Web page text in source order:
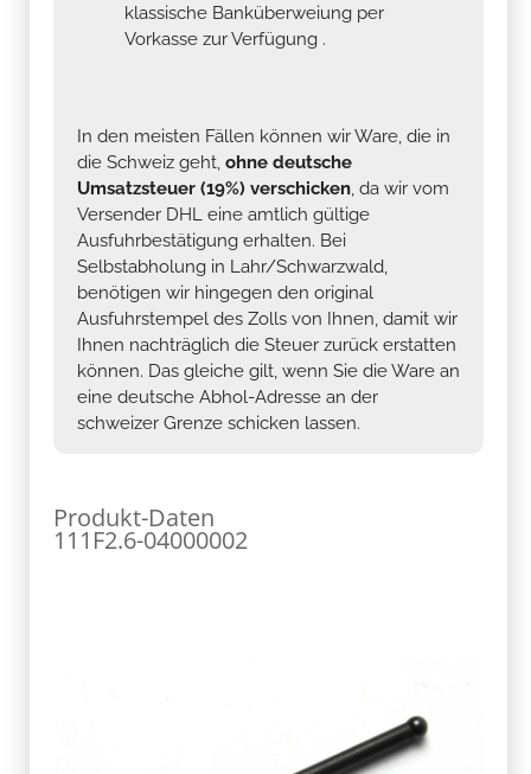
klassische Banküberweiung per
Vorkasse zur Verfügung .
In den meisten Fällen können wir Ware, die in
die Schweiz geht, ohne deutsche
Umsatzsteuer (19%) verschicken, da wir vom
Versender DHL eine amtlich gültige
Ausfuhrbestätigung erhalten. Bei
Selbstabholung in Lahr/Schwarzwald,
benötigen wir hingegen den original
Ausfuhrstempel des Zolls von Ihnen, damit wir
Ihnen nachträglich die Steuer zurück erstatten
können. Das gleiche gilt, wenn Sie die Ware an
eine deutsche Abhol-Adresse an der
schweizer Grenze schicken lassen.
Produkt-Daten
111F2.6-04000002